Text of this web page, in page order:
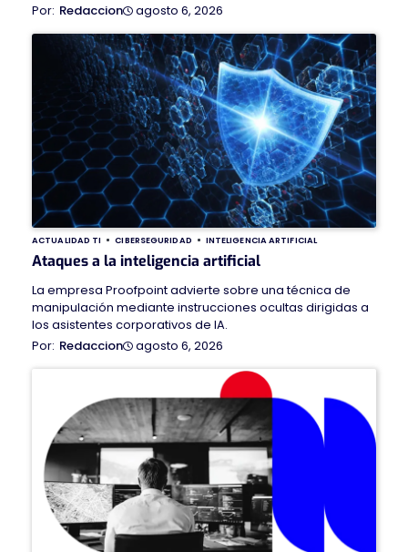
Redaccion
agosto 6, 2026
ACTUALIDAD TI CIBERSEGURIDAD INTELIGENCIA ARTIFICIAL
Ataques a la inteligencia artificial
La empresa Proofpoint advierte sobre una técnica de
manipulación mediante instrucciones ocultas dirigidas a
los asistentes corporativos de IA.
Redaccion
agosto 6, 2026